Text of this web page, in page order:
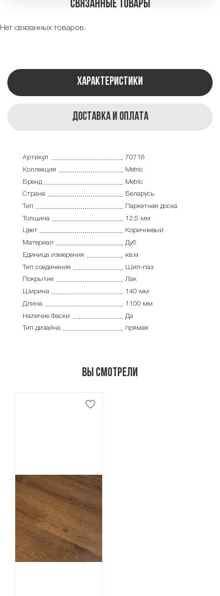
Связанные товары
Нет связанных товаров.
Характеристики
Доставка и оплата
Артикул
70716
Коллекция
Metric
Бренд
Metric
Страна
Беларусь
Тип
Паркетная доска
Толщина
12,5 мм
Цвет
Коричневый
Материал
Дуб
Единица измерения
кв.м
Тип соединения
Шип-паз
Покрытие
Лак
Ширина
140 мм
Длина
1100 мм
Наличие Фаски
Да
Тип дизайна
прямая
Вы смотрели